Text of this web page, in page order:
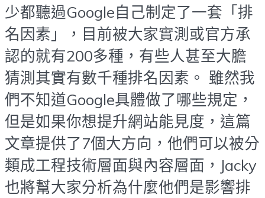
少都聽過Google自己制定了一套「排
名因素」，目前被大家實測或官方承
認的就有200多種，有些人甚至大膽
猜測其實有數千種排名因素。 雖然我
們不知道Google具體做了哪些規定，
但是如果你想提升網站能見度，這篇
文章提供了7個大方向，他們可以被分
類成工程技術層面與內容層面，Jacky
也將幫大家分析為什麼他們是影響排